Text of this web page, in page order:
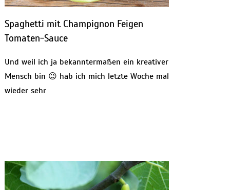
Spaghetti mit Champignon Feigen
Tomaten-Sauce
Und weil ich ja bekanntermaßen ein kreativer
Mensch bin 😉 hab ich mich letzte Woche mal
wieder sehr